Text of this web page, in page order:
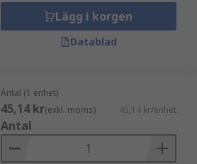
Lägg i korgen
Datablad
Antal (1 enhet)
45,14 kr(exkl. moms) 45,14 kr/enhet
Antal